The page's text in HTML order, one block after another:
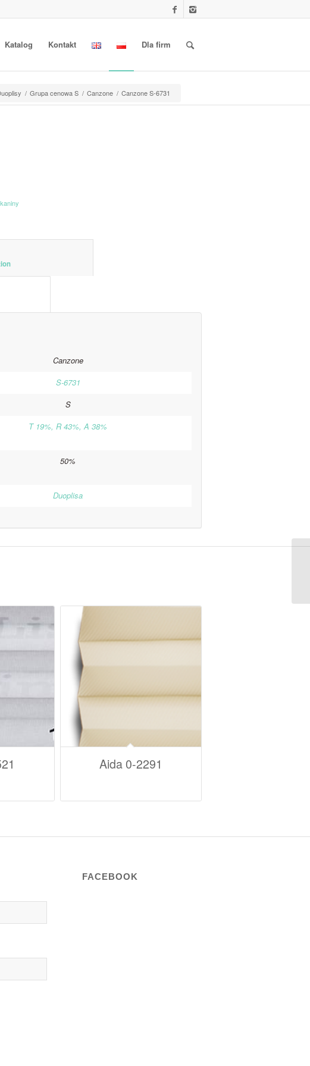
Katalog Kontakt Dla firm
/ Grupa cenowa S / Canzone / Canzone S-6731
Canzone
S-6731
S
T 19%, R 43%, A 38%
50%
Duoplisa
Aida 0-2291
FACEBOOK